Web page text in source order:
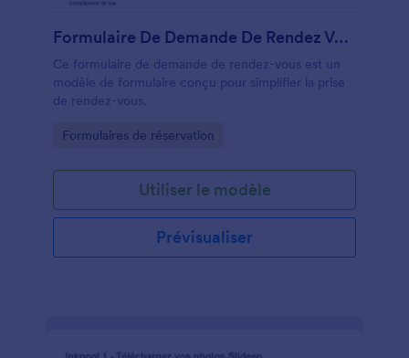
Formulaire De Demande De Rendez Vous
Ce formulaire de demande de rendez-vous est un
modèle de formulaire conçu pour simplifier la prise
de rendez-vous.
Go to Category:
Formulaires de réservation
Utiliser le modèle
Prévisualiser